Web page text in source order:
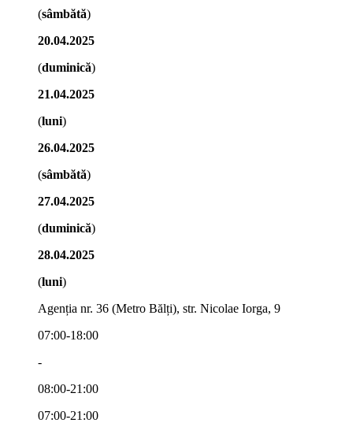
(sâmbătă)
20.04.2025
(duminică)
21.04.2025
(luni)
26.04.2025
(sâmbătă)
27.04.2025
(duminică)
28.04.2025
(luni)
Agenția nr. 36 (Metro Bălți), str. Nicolae Iorga, 9
07:00-18:00
-
08:00-21:00
07:00-21:00